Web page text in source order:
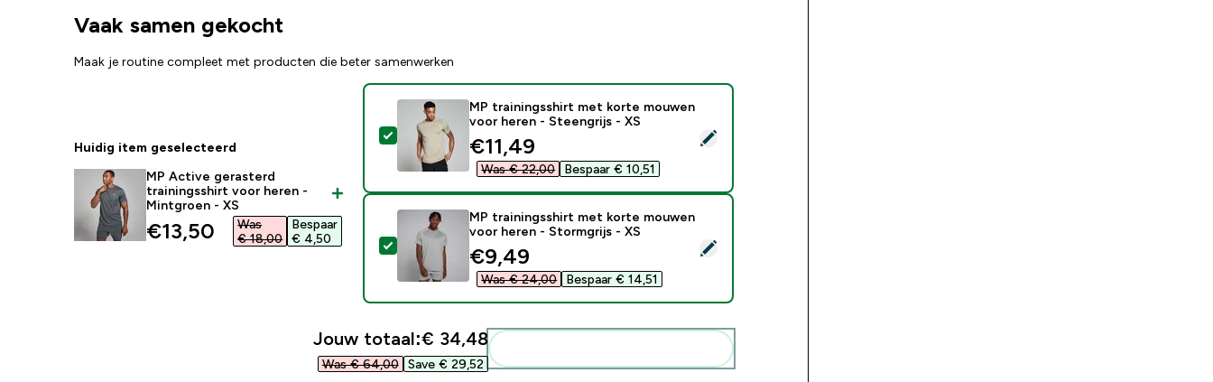
Vaak samen gekocht
Maak je routine compleet met producten die beter samenwerken
Huidig item geselecteerd
MP Active gerasterd
trainingsshirt voor heren -
Mintgroen - XS
discounted price
€13,50‎
Was
€ 18,00‎
Bespaar
€ 4,50‎
Selecteer dit product - MP trainingsshirt met korte mouwen voor heren - Steengrijs - XS
MP trainingsshirt met korte mouwen
voor heren - Steengrijs - XS
discounted price
€11,49‎
Was € 22,00‎ Bespaar € 10,51‎
Selecteer dit product - MP trainingsshirt met korte mouwen voor heren - Stormgrijs - XS
MP trainingsshirt met korte mouwen
voor heren - Stormgrijs - XS
discounted price
€9,49‎
Was € 24,00‎ Bespaar € 14,51‎
Jouw totaal:€ 34,48‎
Was € 64,00‎ Save € 29,52‎